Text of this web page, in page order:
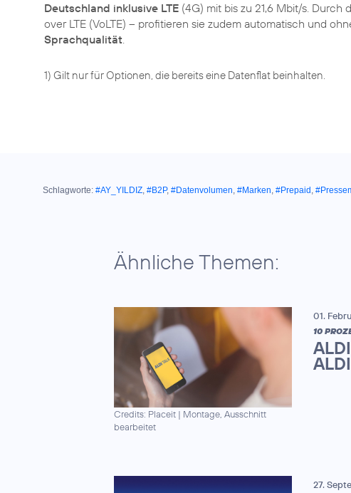
Deutschland inklusive LTE (4G) mit bis zu 21,6 Mbit/s.
over LTE (VoLTE) – profitieren sie zudem automatisch und
Sprachqualität.
1) Gilt nur für Optionen, die bereits eine Datenflat beinhalten.
Schlagworte: #AY_YILDIZ, #B2P, #Datenvolumen, #Marken, #Prepaid ,
Ähnliche Themen:
Credits: Placeit | Montage, Ausschnitt
bearbeitet
01.
10
27.